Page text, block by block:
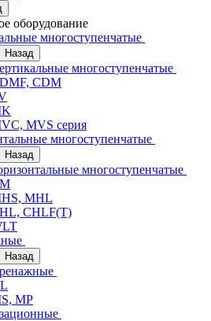
оборудование
многоступенчатые
Назад
многоступенчатые
CDM
MVS серия
многоступенчатые
Назад
многоступенчатые
MHL
CHLF(T)
Назад
MP